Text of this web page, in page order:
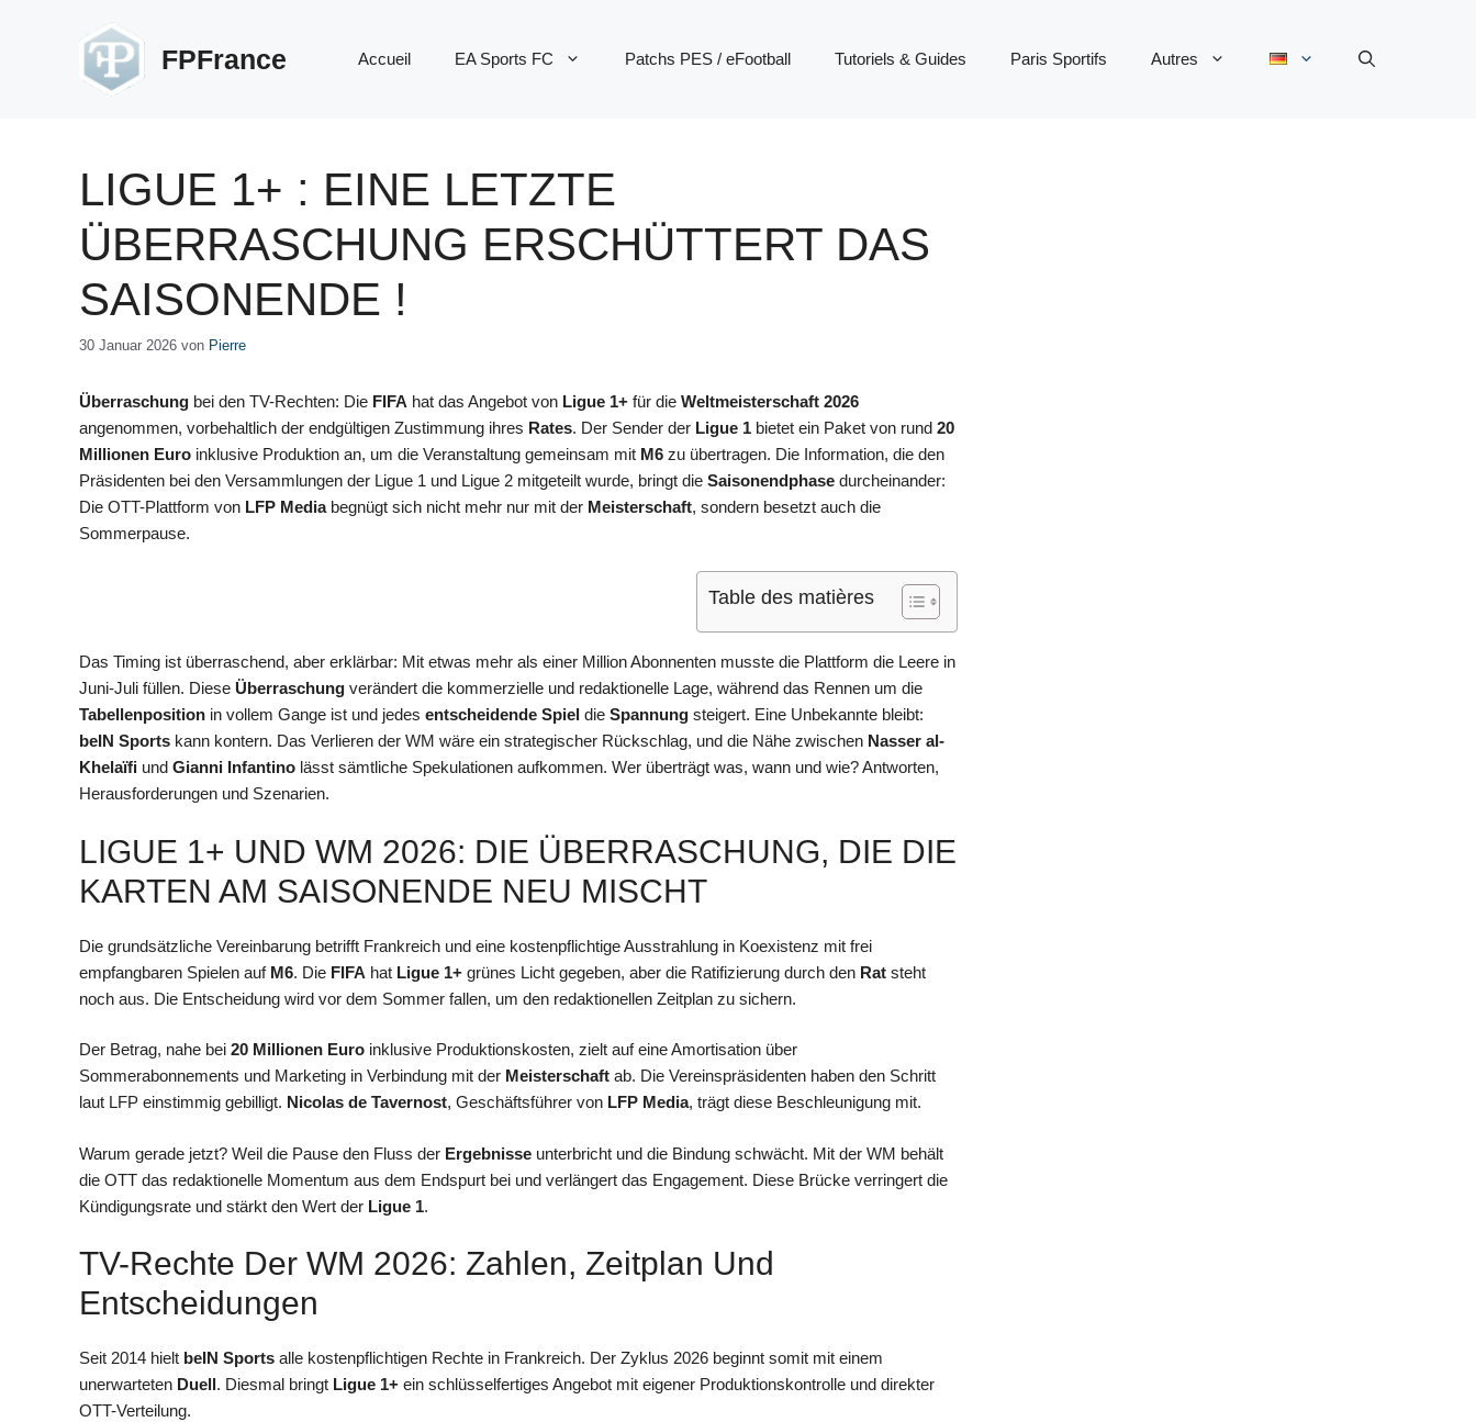
FPFrance Accueil EA Sports FC Patchs PES / eFootball Tutoriels & Guides Paris Sportifs Autres
LIGUE 1+ : EINE LETZTE
ÜBERRASCHUNG ERSCHÜTTERT DAS
SAISONENDE !
30 Januar 2026 von Pierre
Überraschung bei den TV-Rechten: Die FIFA hat das Angebot von Ligue 1+ für die Weltmeisterschaft 2026
angenommen, vorbehaltlich der endgültigen Zustimmung ihres Rates. Der Sender der Ligue 1 bietet ein Paket von rund 20
Millionen Euro inklusive Produktion an, um die Veranstaltung gemeinsam mit M6 zu übertragen. Die Information, die den
Präsidenten bei den Versammlungen der Ligue 1 und Ligue 2 mitgeteilt wurde, bringt die Saisonendphase durcheinander:
Die OTT-Plattform von LFP Mediabegnügt sich nicht mehr nur mit der Meisterschaft, sondern besetzt auch die
Sommerpause.
Table des matières
Das Timing ist überraschend, aber erklärbar: Mit etwas mehr als einer Million Abonnenten musste die Plattform die Leere in
Juni-Juli füllen. Diese Überraschung verändert die kommerzielle und redaktionelle Lage, während das Rennen um die
Tabellenposition in vollem Gange ist und jedes entscheidende Spiel die Spannung steigert. Eine Unbekannte bleibt:
beIN Sports kann kontern. Das Verlieren der WM wäre ein strategischer Rückschlag, und die Nähe zwischen Nasser al-
Khelaïfi und Gianni Infantino lässt sämtliche Spekulationen aufkommen. Wer überträgt was, wann und wie? Antworten,
Herausforderungen und Szenarien.
LIGUE 1+ UND WM 2026: DIE ÜBERRASCHUNG, DIE DIE
KARTEN AM SAISONENDE NEU MISCHT
Die grundsätzliche Vereinbarung betrifft Frankreich und eine kostenpflichtige Ausstrahlung in Koexistenz mit frei
empfangbaren Spielen auf M6. Die FIFA hat Ligue 1+ grünes Licht gegeben, aber die Ratifizierung durch den Rat steht
noch aus. Die Entscheidung wird vor dem Sommer fallen, um den redaktionellen Zeitplan zu sichern.
Der Betrag, nahe bei 20 Millionen Euro inklusive Produktionskosten, zielt auf eine Amortisation über
Sommerabonnements und Marketing in Verbindung mit der Meisterschaft ab. Die Vereinspräsidenten haben den Schritt
laut LFP einstimmig gebilligt. Nicolas de Tavernost, Geschäftsführer von LFP Media, trägt diese Beschleunigung mit.
Warum gerade jetzt? Weil die Pause den Fluss der Ergebnisse unterbricht und die Bindung schwächt. Mit der WM behält
die OTT das redaktionelle Momentum aus dem Endspurt bei und verlängert das Engagement. Diese Brücke verringert die
Kündigungsrate und stärkt den Wert der Ligue 1.
TV-Rechte Der WM 2026: Zahlen, Zeitplan Und
Entscheidungen
Seit 2014 hielt beIN Sports alle kostenpflichtigen Rechte in Frankreich. Der Zyklus 2026 beginnt somit mit einem
unerwarteten Duell. Diesmal bringt Ligue 1+ ein schlüsselfertiges Angebot mit eigener Produktionskontrolle und direkter
OTT-Verteilung.